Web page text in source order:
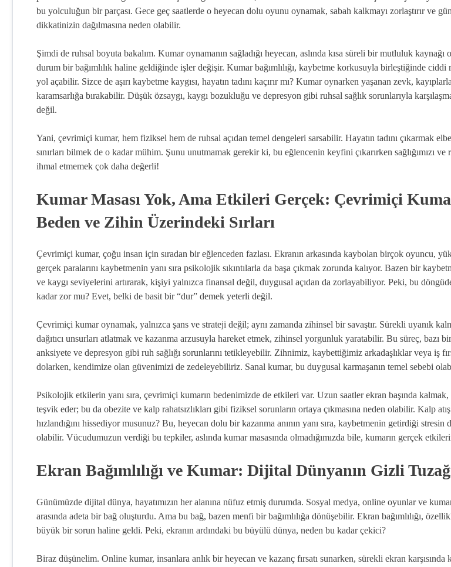
bu yolculuğun bir parçası. Gece geç saatlerde o heyecan dolu oyunu oynamak, sabah kalkmayı zorlaştırır ve
dikkatinizin dağılmasına neden olabilir.
Şimdi de ruhsal boyuta bakalım. Kumar oynamanın sağladığı heyecan, aslında kısa süreli bir mutluluk kaynağı
durum bir bağımlılık haline geldiğinde işler değişir. Kumar bağımlılığı, kaybetme korkusuyla birleştiğinde ciddi
yol açabilir. Sizce de aşırı kaybetme kaygısı, hayatın tadını kaçırır mı? Kumar oynarken yaşanan zevk,
karamsarlığa bırakabilir. Düşük özsaygı, kaygı bozukluğu ve depresyon gibi ruhsal sağlık sorunlarıyla
değil.
Yani, çevrimiçi kumar, hem fiziksel hem de ruhsal açıdan temel dengeleri sarsabilir. Hayatın tadını çıkarmak
sınırları bilmek de o kadar mühim. Şunu unutmamak gerekir ki, bu eğlencenin keyfini çıkarırken sağlığımızı ve
ihmal etmemek çok daha değerli!
Kumar Masası Yok, Ama Etkileri Gerçek: Çevrimiçi
Beden ve Zihin Üzerindeki Sırları
Çevrimiçi kumar, çoğu insan için sıradan bir eğlenceden fazlası. Ekranın arkasında kaybolan birçok oyuncu,
gerçek paralarını kaybetmenin yanı sıra psikolojik sıkıntılarla da başa çıkmak zorunda kalıyor. Bazen bir
ve kaygı seviyelerini artırarak, kişiyi yalnızca finansal değil, duygusal açıdan da zorlayabiliyor. Peki, bu
kadar zor mu? Evet, belki de basit bir “dur” demek yeterli değil.
Çevrimiçi kumar oynamak, yalnızca şans ve strateji değil; aynı zamanda zihinsel bir savaştır. Sürekli uyanık
dağıtıcı unsurları atlatmak ve kazanma arzusuyla hareket etmek, zihinsel yorgunluk yaratabilir. Bu süreç, bazı
anksiyete ve depresyon gibi ruh sağlığı sorunlarını tetikleyebilir. Zihnimiz, kaybettiğimiz arkadaşlıklar veya iş
dolarken, kendimize olan güvenimizi de zedeleyebiliriz. Sanal kumar, bu duygusal karmaşanın temel sebebi
Psikolojik etkilerin yanı sıra, çevrimiçi kumarın bedenimizde de etkileri var. Uzun saatler ekran başında
teşvik eder; bu da obezite ve kalp rahatsızlıkları gibi fiziksel sorunların ortaya çıkmasına neden olabilir. Kalp atış
hızlandığını hissediyor musunuz? Bu, heyecan dolu bir kazanma anının yanı sıra, kaybetmenin getirdiği stresin
olabilir. Vücudumuzun verdiği bu tepkiler, aslında kumar masasında olmadığımızda bile, kumarın gerçek
Ekran Bağımlılığı ve Kumar: Dijital Dünyanın Gizli
Günümüzde dijital dünya, hayatımızın her alanına nüfuz etmiş durumda. Sosyal medya, online oyunlar ve
arasında adeta bir bağ oluşturdu. Ama bu bağ, bazen menfi bir bağımlılığa dönüşebilir. Ekran bağımlılığı,
büyük bir sorun haline geldi. Peki, ekranın ardındaki bu büyülü dünya, neden bu kadar çekici?
Biraz düşünelim. Online kumar, insanlara anlık bir heyecan ve kazanç fırsatı sunarken, sürekli ekran karşısında